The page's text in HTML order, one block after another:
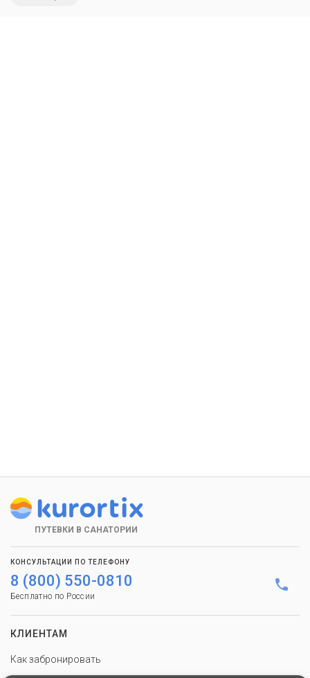
ПУТЕВКИ В САНАТОРИИ
КОНСУЛЬТАЦИИ ПО ТЕЛЕФОНУ
8 (800) 550-0810
Бесплатно по России
КЛИЕНТАМ
Как забронировать